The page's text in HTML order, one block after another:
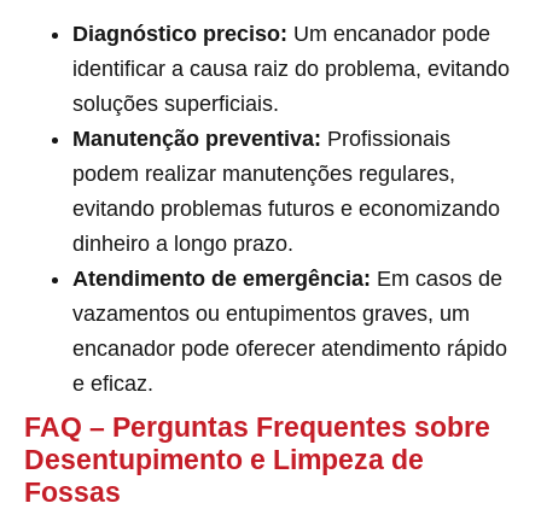
Diagnóstico preciso: Um encanador pode
identificar a causa raiz do problema, evitando
soluções superficiais.
Manutenção preventiva: Profissionais
podem realizar manutenções regulares,
evitando problemas futuros e economizando
dinheiro a longo prazo.
Atendimento de emergência: Em casos de
vazamentos ou entupimentos graves, um
encanador pode oferecer atendimento rápido
e eficaz.
FAQ – Perguntas Frequentes sobre
Desentupimento e Limpeza de
Fossas